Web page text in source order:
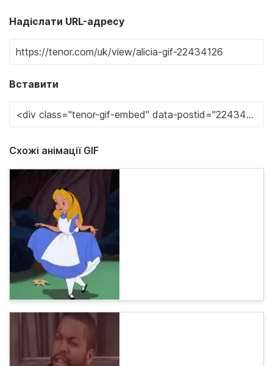
Надіслати URL-адресу
Вставити
Схожі анімації GIF